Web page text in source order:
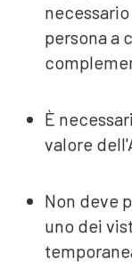
persona a
È
valore
Non deve
uno dei